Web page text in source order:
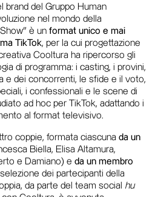
brand del Gruppo Human
nel mondo della
è un format unico e mai
TikTok, per la cui progettazione
Cooltura ha ripercorso gli
di programma: i casting, i provini,
e dei concorrenti, le sfide e il voto,
i confessionali e le scene di
ad hoc per TikTok, adattando i
al format televisivo.
coppie, formata ciascuna da un
Biella, Elisa Altamura,
e Damiano) e da un membro
selezione dei partecipanti della
da parte del team social hu